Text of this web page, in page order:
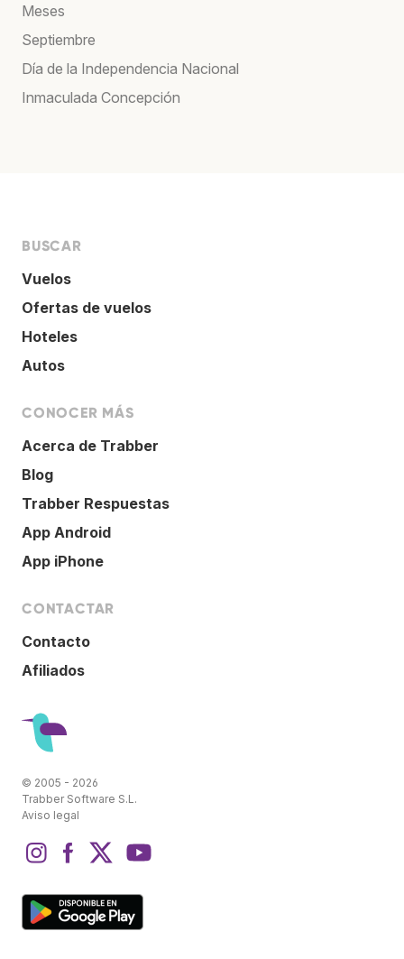
Meses
Septiembre
Día de la Independencia Nacional
Inmaculada Concepción
BUSCAR
Vuelos
Ofertas de vuelos
Hoteles
Autos
CONOCER MÁS
Acerca de Trabber
Blog
Trabber Respuestas
App Android
App iPhone
CONTACTAR
Contacto
Afiliados
© 2005 - 2026
Trabber Software S.L.
Aviso legal